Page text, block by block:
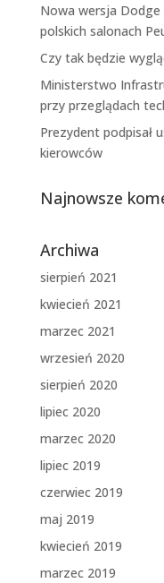
Nowa wersja
polskich salonach
Czy tak będzie
Ministerstwo
przy przeglądach
Prezydent podpisał
kierowców
Najnowsze
Archiwa
sierpień 2021
kwiecień 2021
marzec 2021
wrzesień 2020
sierpień 2020
lipiec 2020
marzec 2020
lipiec 2019
czerwiec 2019
maj 2019
kwiecień 2019
marzec 2019